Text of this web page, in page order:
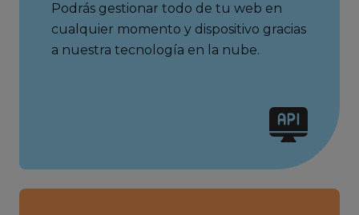
Podrás gestionar todo de tu web en
cualquier momento y dispositivo gracias
a nuestra tecnología en la nube.